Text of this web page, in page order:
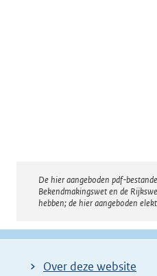
Disclaimer
De hier aangeboden pdf-
Bekendmakingswet en de
hebben; de hier aangeboden
Over deze website